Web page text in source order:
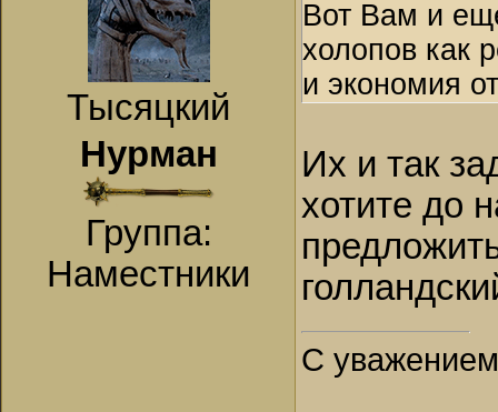
Тысяцкий
Нурман
Группа:
Наместники
Вот Вам и
холопов как
и экономия
Их и так
хотите до
С